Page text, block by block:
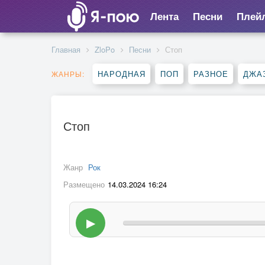
Лента Песни
Главная ZloPo Песни Стоп
ЖАНРЫ: НАРОДНАЯ ПОП РАЗНОЕ
Стоп
Жанр Рок
Размещено 14.03.2024 16:24
▶